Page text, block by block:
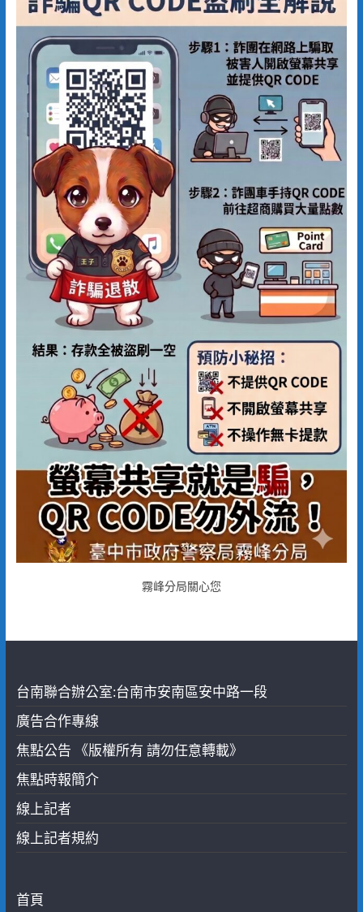
霧峰分局關心您
台南聯合辦公室:台南市安南區安中路一段
廣告合作專線
焦點公告 《版權所有 請勿任意轉載》
焦點時報簡介
線上記者
線上記者規約
首頁